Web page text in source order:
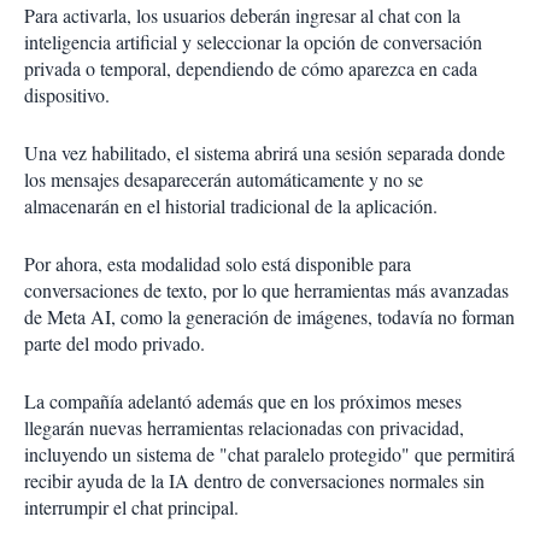
Para activarla, los usuarios deberán ingresar al chat con la
inteligencia artificial y seleccionar la opción de conversación
privada o temporal, dependiendo de cómo aparezca en cada
dispositivo.
Una vez habilitado, el sistema abrirá una sesión separada donde
los mensajes desaparecerán automáticamente y no se
almacenarán en el historial tradicional de la aplicación.
Por ahora, esta modalidad solo está disponible para
conversaciones de texto, por lo que herramientas más avanzadas
de Meta AI, como la generación de imágenes, todavía no forman
parte del modo privado.
La compañía adelantó además que en los próximos meses
llegarán nuevas herramientas relacionadas con privacidad,
incluyendo un sistema de "chat paralelo protegido" que permitirá
recibir ayuda de la IA dentro de conversaciones normales sin
interrumpir el chat principal.